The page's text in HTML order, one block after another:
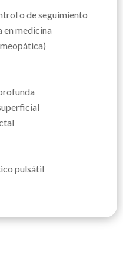
o de seguimiento
en medicina
pulsátil